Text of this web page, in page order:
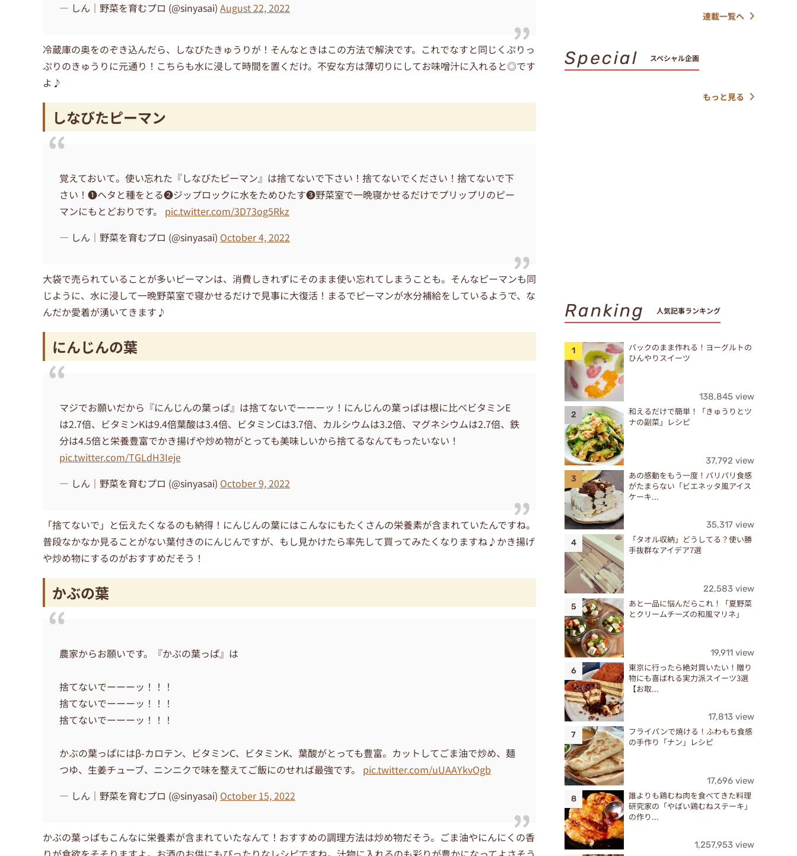
— しん｜野菜を育むプロ (@sinyasai) August 22, 2022
冷蔵庫の奥をのぞき込んだら、しなびたきゅうりが！そんなときはこの方法で解決です。これでなすと同じくぷりっ
ぷりのきゅうりに元通り！こちらも水に浸して時間を置くだけ。不安な方は薄切りにしてお味噌汁に入れると◎です
よ♪
しなびたピーマン
覚えておいて。使い忘れた『しなびたピーマン』は捨てないで下さい！捨てないでください！捨てないで下
さい！❶ヘタと種をとる❷ジップロックに水をためひたす❸野菜室で一晩寝かせるだけでプリップリのピー
マンにもとどおりです。 pic.twitter.com/3D73og5Rkz
— しん｜野菜を育むプロ (@sinyasai) October 4, 2022
大袋で売られていることが多いピーマンは、消費しきれずにそのまま使い忘れてしまうことも。そんなピーマンも同
じように、水に浸して一晩野菜室で寝かせるだけで見事に大復活！まるでピーマンが水分補給をしているようで、な
んだか愛着が湧いてきます♪
にんじんの葉
マジでお願いだから『にんじんの葉っぱ』は捨てないでーーーッ！にんじんの葉っぱは根に比べビタミンE
は2.7倍、ビタミンKは9.4倍葉酸は3.4倍、ビタミンCは3.7倍、カルシウムは3.2倍、マグネシウムは2.7倍、鉄
分は4.5倍と栄養豊富でかき揚げや炒め物がとっても美味しいから捨てるなんてもったいない！
pic.twitter.com/TGLdH3Ieje
— しん｜野菜を育むプロ (@sinyasai) October 9, 2022
「捨てないで」と伝えたくなるのも納得！にんじんの葉にはこんなにもたくさんの栄養素が含まれていたんですね。
普段なかなか見ることがない葉付きのにんじんですが、もし見かけたら率先して買ってみたくなりますね♪かき揚げ
や炒め物にするのがおすすめだそう！
かぶの葉
農家からお願いです。『かぶの葉っぱ』は
捨てないでーーーッ！！！
捨てないでーーーッ！！！
捨てないでーーーッ！！！
かぶの葉っぱにはβ-カロテン、ビタミンC、ビタミンK、葉酸がとっても豊富。カットしてごま油で炒め、麺
つゆ、生姜チューブ、ニンニクで味を整えてご飯にのせれば最強です。 pic.twitter.com/uUAAYkvOgb
— しん｜野菜を育むプロ (@sinyasai) October 15, 2022
かぶの葉っぱもこんなに栄養素が含まれていたなんて！おすすめの調理方法は炒め物だそう。ごま油やにんにくの香
連載一覧へ
Special スペシャル企画
もっと見る
Ranking 人気記事ランキング
パックのまま作れる！ヨーグルトの
ひんやりスイーツ
138,845 view
和えるだけで簡単！「きゅうりとツ
ナの副菜」レシピ
37,792 view
あの感動をもう一度！パリパリ食感
がたまらない「ビエネッタ風アイス
ケーキ...
35,317 view
「タオル収納」どうしてる？使い勝
手抜群なアイデア7選
22,583 view
あと一品に悩んだらこれ！「夏野菜
とクリームチーズの和風マリネ」
19,911 view
東京に行ったら絶対買いたい！贈り
物にも喜ばれる実力派スイーツ3選
【お取...
17,813 view
フライパンで焼ける！ふわもち食感
の手作り「ナン」レシピ
17,696 view
誰よりも鶏むね肉を食べてきた料理
研究家の「やばい鶏むねステーキ」
の作り...
1,257,953 view